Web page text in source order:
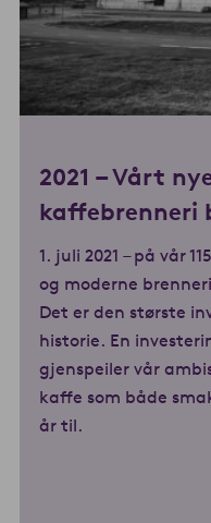
2021 – Vårt
kaffebrenneri
1. juli 2021 – på vår
og moderne
Det er den største
historie. En
gjenspeiler vår
kaffe som både
år til.